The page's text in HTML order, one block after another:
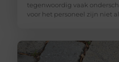
tegenwoordig vaak
voor het personeel zijn niet